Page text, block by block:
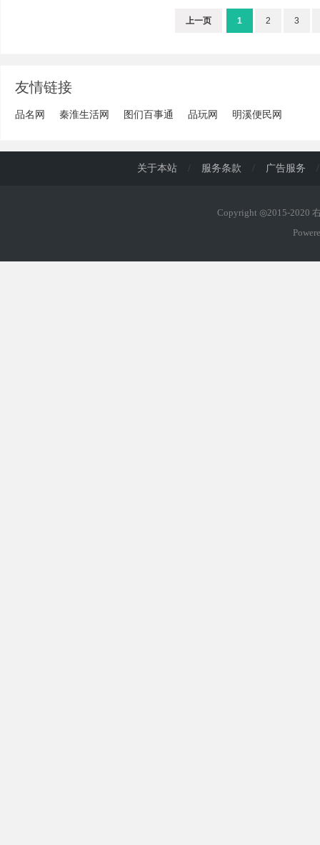
上一页 1 2 3
友情链接
品名网 秦淮生活网 图们百事通 品玩网 明溪便民网
关于本站 / 服务条款 / 广告服务 /
Copyright ◎2015-2020